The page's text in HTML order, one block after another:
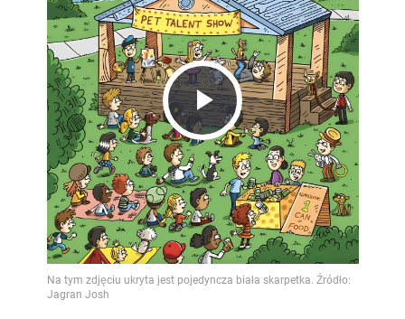
Play
Video